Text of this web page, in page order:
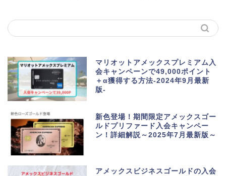
マリオットアメックスプレミアム入
会キャンペーンで49,000ポイント
＋α獲得する方法-2024年9月最新
版-
新色登場！期間限定アメックスゴー
ルドプリファード入会キャンペー
ン！詳細解説～2025年7月最新版～
アメックスビジネスゴールドの入会